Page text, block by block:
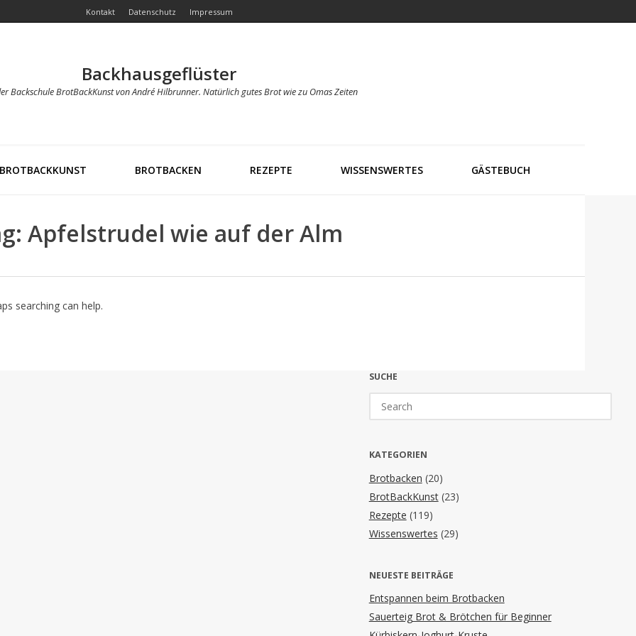
Kontakt Datenschutz Impressum
Backhausgeflüster
Backschule BrotBackKunst von André Hilbrunner. Natürlich gutes Brot wie zu Omas Zeiten
BROTBACKKUNST BROTBACKEN REZEPTE WISSENSWERTES GÄSTEBUCH
Apfelstrudel wie auf der Alm
searching can help.
SUCHE
for:
KATEGORIEN
Brotbacken (20)
BrotBackKunst(23)
Rezepte (119)
Wissenswertes (29)
NEUESTE BEITRÄGE
Entspannen beim Brotbacken
Sauerteig Brot & Brötchen für Beginner